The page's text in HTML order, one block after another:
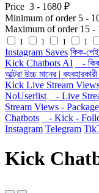
Price 3 - 1680 ₽
Minimum of order 5 -
Maximum of order 15 -
1 1 1 1
Instagram Saves কিক-
Kick Chatbots AI
-
আল্ট্রা উচ্চ মানের |
Kick Live Stream
NoUserlist
- Live
Stream Views -
Chatbots
- Kick -
Instagram Telegram
Kick